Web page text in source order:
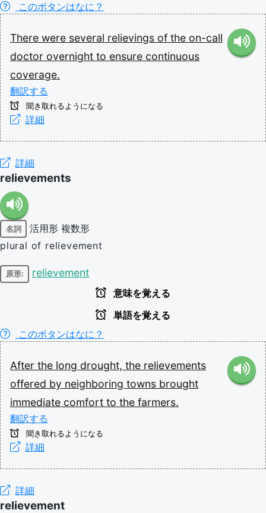
このボタンはなに？
There were several relievings of the on-call
doctor overnight to ensure continuous
coverage.
翻訳する
聞き取れるようになる
詳細
詳細
relievements
名詞 活用形 複数形
plural of relievement
原形: relievement
意味を覚える
単語を覚える
このボタンはなに？
After the long drought, the relievements
offered by neighboring towns brought
immediate comfort to the farmers.
翻訳する
聞き取れるようになる
詳細
詳細
relievement